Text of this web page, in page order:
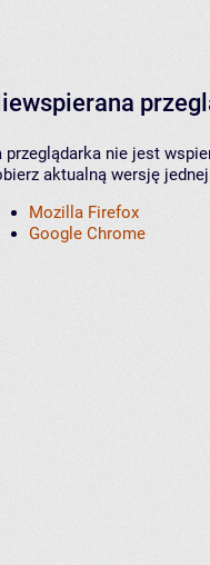
przeglądarka nie jest
aktualną wersję
Mozilla Firefox
Google Chrome